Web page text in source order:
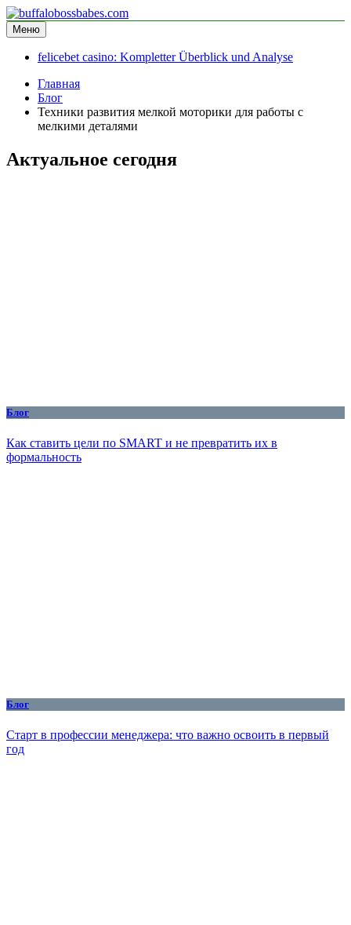
Перейти
к
содержимому
buffalobossbabes.com
информационный сайт
Меню
felicebet casino: Kompletter Überblick und Analyse
Главная
Блог
Техники развития мелкой моторики для работы с
мелкими деталями
Актуальное сегодня
Блог
Как ставить цели по SMART и не превратить их в
формальность
Блог
Старт в профессии менеджера: что важно освоить в первый
год